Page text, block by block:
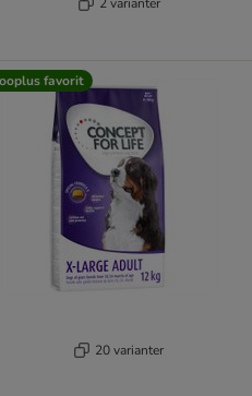
favorit
20 varianter